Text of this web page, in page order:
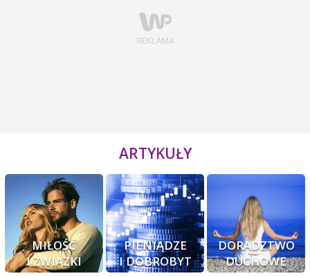
ARTYKUŁY
MIŁOŚĆ
I ZWIĄZKI
PIENIĄDZE
I DOBROBYT
DORADZTWO
DUCHOWE